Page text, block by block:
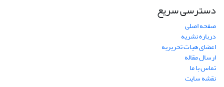
دسترسی سریع
صفحه اصلی
درباره نشریه
اعضای هیات تحریریه
ارسال مقاله
تماس با ما
نقشه سایت